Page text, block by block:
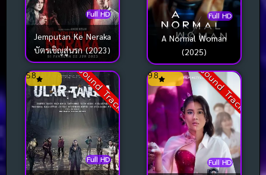
Full HD
Jemputan Ke Neraka
บัตรเชิญสู่นรก (2023)
Full HD
A Normal Woman
(2025)
Sound Track
Full HD
5.8 Sound Track
Full HD
9.8